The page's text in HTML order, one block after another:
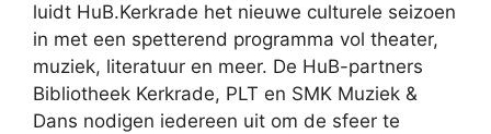
luidt HuB.Kerkrade het nieuwe culturele seizoen
in met een spetterend programma vol theater,
muziek, literatuur en meer. De HuB-partners
Bibliotheek Kerkrade, PLT en SMK Muziek &
Dans nodigen iedereen uit om de sfeer te